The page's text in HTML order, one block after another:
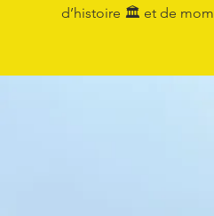
d’histoire 🏛 et de